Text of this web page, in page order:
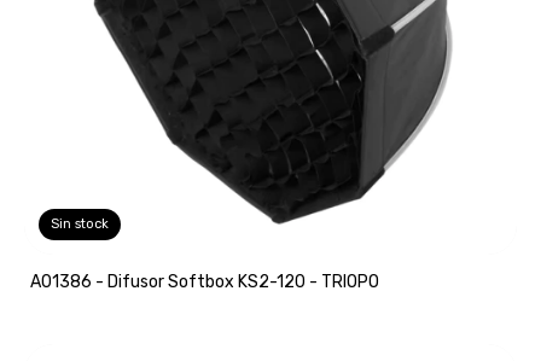
Sin stock
A01386 - Difusor Softbox KS2-120 - TRIOPO